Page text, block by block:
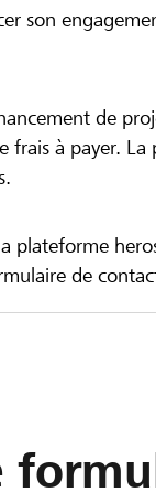
son
de
frais à payer.
plateforme
de